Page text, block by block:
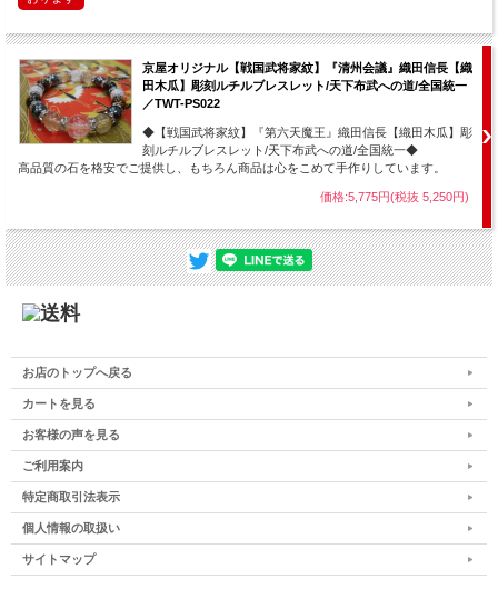
京屋オリジナル【戦国武将家紋】『清州会議』織田信長【織
田木瓜】彫刻ルチルブレスレット/天下布武への道/全国統一
／TWT-PS022
◆【戦国武将家紋】『第六天魔王』織田信長【織田木瓜】彫
刻ルチルブレスレット/天下布武への道/全国統一◆
高品質の石を格安でご提供し、もちろん商品は心をこめて手作りしています。
価格:5,775円(税抜 5,250円)
お店のトップへ戻る
カートを見る
お客様の声を見る
ご利用案内
特定商取引法表示
個人情報の取扱い
サイトマップ